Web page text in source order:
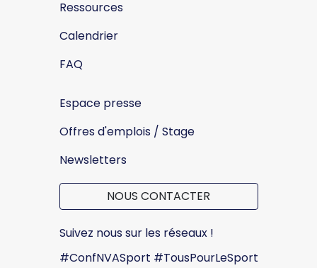
Ressources
Calendrier
FAQ
Espace presse
Offres d'emplois / Stage
Newsletters
NOUS CONTACTER
Suivez nous sur les réseaux !
#ConfNVASport #TousPourLeSport